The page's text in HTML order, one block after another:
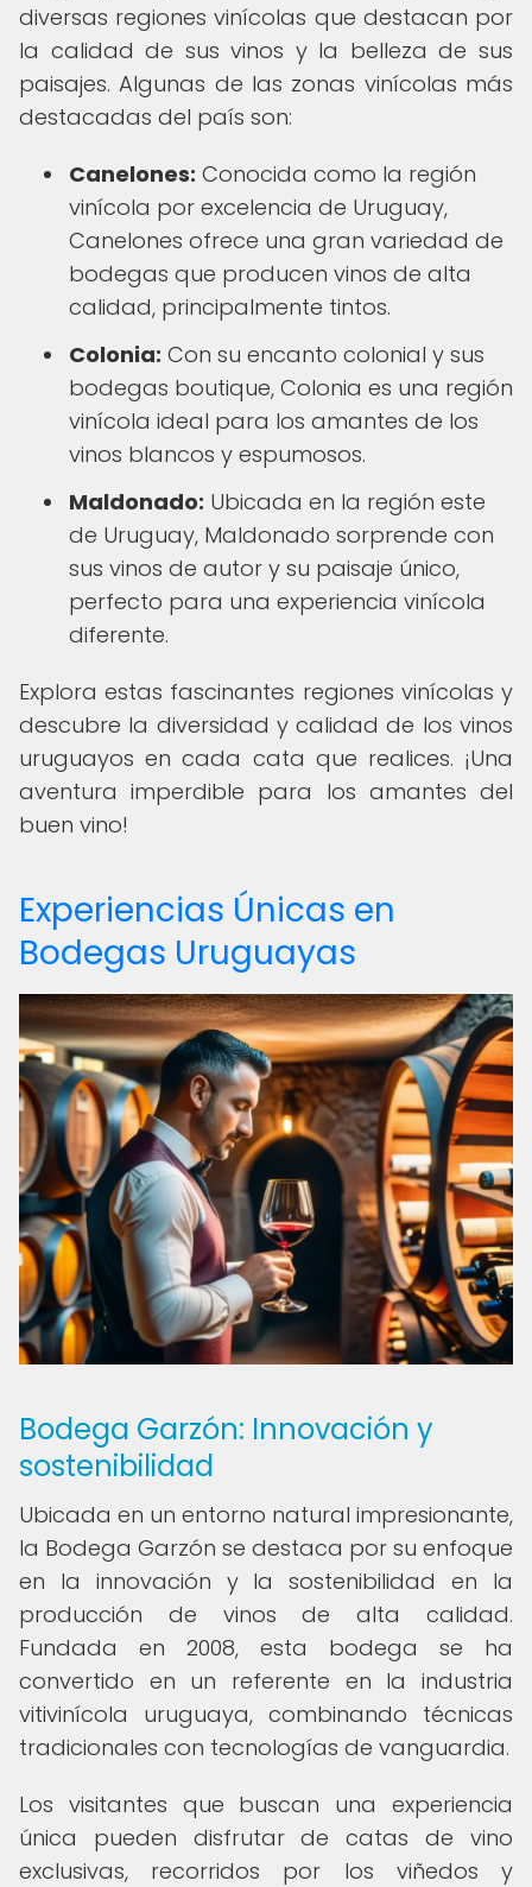
diversas regiones vinícolas que destacan por
la calidad de sus vinos y la belleza de sus
paisajes. Algunas de las zonas vinícolas más
destacadas del país son:
Canelones: Conocida como la región
vinícola por excelencia de Uruguay,
Canelones ofrece una gran variedad de
bodegas que producen vinos de alta
calidad, principalmente tintos.
Colonia: Con su encanto colonial y sus
bodegas boutique, Colonia es una región
vinícola ideal para los amantes de los
vinos blancos y espumosos.
Maldonado: Ubicada en la región este
de Uruguay, Maldonado sorprende con
sus vinos de autor y su paisaje único,
perfecto para una experiencia vinícola
diferente.
Explora estas fascinantes regiones vinícolas y
descubre la diversidad y calidad de los vinos
uruguayos en cada cata que realices. ¡Una
aventura imperdible para los amantes del
buen vino!
Experiencias Únicas en
Bodegas Uruguayas
Bodega Garzón: Innovación y
sostenibilidad
Ubicada en un entorno natural impresionante,
la Bodega Garzón se destaca por su enfoque
en la innovación y la sostenibilidad en la
producción de vinos de alta calidad.
Fundada en 2008, esta bodega se ha
convertido en un referente en la industria
vitivinícola uruguaya, combinando técnicas
tradicionales con tecnologías de vanguardia.
Los visitantes que buscan una experiencia
única pueden disfrutar de catas de vino
exclusivas, recorridos por los viñedos y